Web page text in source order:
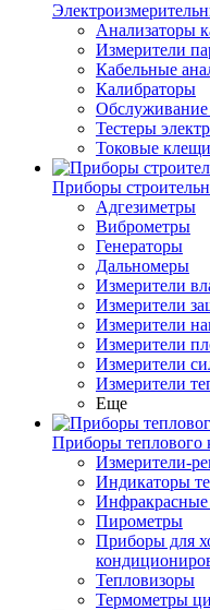
Анализаторы
Измерители
Кабельные
Калибраторы
Обслуживание
Тестеры
Токовые клещи
Приборы
Адгезиметры
Виброметры
Генераторы
Дальномеры
Измерители
Измерители
Измерители
Измерители
Измерители
Измерители
Еще
Приборы теплового
Измерители-
Индикаторы
Инфракрасные
Пирометры
Приборы для
Тепловизоры
Термометры